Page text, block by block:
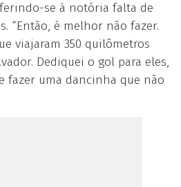
se à notória falta de
“Então, é melhor não fazer.
viajaram 350 quilômetros
Dediquei o gol para eles,
fazer uma dancinha que não